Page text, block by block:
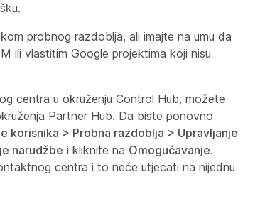
probnog razdoblja, ali imajte na umu da
ili vlastitim Google projektima koji nisu
centra u okruženju Control Hub, možete
Partner Hub. Da biste ponovno
korisnika > Probna razdoblja > Upravljanje
narudžbe i kliknite na Omogućavanje.
centra i to neće utjecati na nijednu